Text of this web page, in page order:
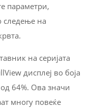
параметри,
следење на
на серијата
дисплеј во боја
64%. Ова значи
многу повеќе